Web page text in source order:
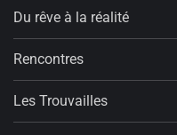
Du rêve à la réalité
Rencontres
Les Trouvailles